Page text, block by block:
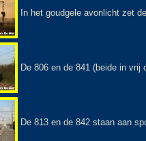
In het goudgele avonlicht zet
De 806 en de 841 (beide in
De 813 en de 842 staan aan